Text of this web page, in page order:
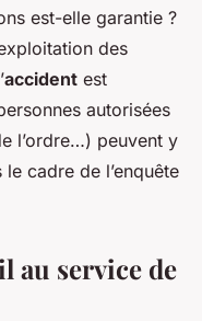
est-elle garantie ?
des
accident est
autorisées
l’ordre…) peuvent y
cadre de l’enquête
au service de